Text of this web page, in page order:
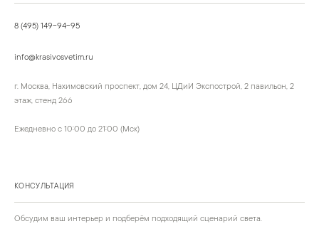
8 (495) 149-94-95
info@krasivosvetim.ru
г. Москва, Нахимовский проспект, дом 24, ЦДиИ Экспострой, 2 павильон, 2
этаж, стенд 266
Ежедневно с 10:00 до 21:00 (Мск)
КОНСУЛЬТАЦИЯ
Обсудим ваш интерьер и подберём подходящий сценарий света.